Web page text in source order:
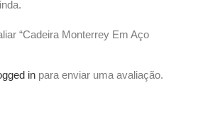
“Cadeira Monterrey Em Aço
in para enviar uma avaliação.